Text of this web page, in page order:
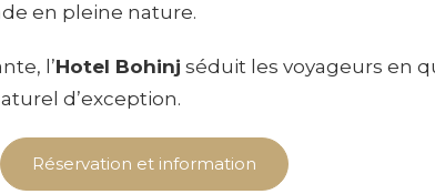
en pleine nature.
l’Hotel Bohinj séduit les voyageurs en
d’exception.
Réservation et information